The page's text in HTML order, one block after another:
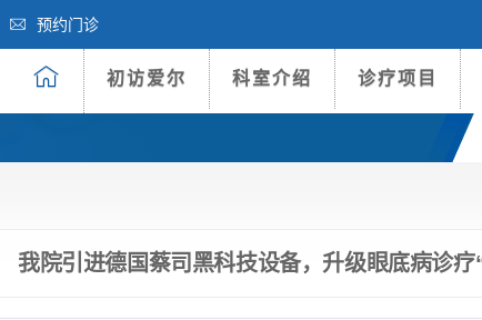
预约门诊
初访爱尔 科室介绍 诊疗项目
我院引进德国蔡司黑科技设备，升级眼底病诊疗